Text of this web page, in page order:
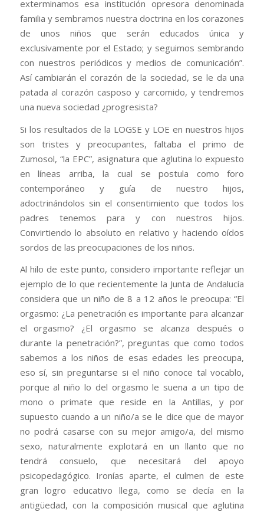
exterminamos esa institución opresora denominada
familia y sembramos nuestra doctrina en los corazones
de unos niños que serán educados única y
exclusivamente por el Estado; y seguimos sembrando
con nuestros periódicos y medios de comunicación”.
Así cambiarán el corazón de la sociedad, se le da una
patada al corazón casposo y carcomido, y tendremos
una nueva sociedad ¿progresista?
Si los resultados de la LOGSE y LOE en nuestros hijos
son tristes y preocupantes, faltaba el primo de
Zumosol, “la EPC”, asignatura que aglutina lo expuesto
en líneas arriba, la cual se postula como foro
contemporáneo y guía de nuestro hijos,
adoctrinándolos sin el consentimiento que todos los
padres tenemos para y con nuestros hijos.
Convirtiendo lo absoluto en relativo y haciendo oídos
sordos de las preocupaciones de los niños.
Al hilo de este punto, considero importante reflejar un
ejemplo de lo que recientemente la Junta de Andalucía
considera que un niño de 8 a 12 años le preocupa: “El
orgasmo: ¿La penetración es importante para alcanzar
el orgasmo? ¿El orgasmo se alcanza después o
durante la penetración?”, preguntas que como todos
sabemos a los niños de esas edades les preocupa,
eso sí, sin preguntarse si el niño conoce tal vocablo,
porque al niño lo del orgasmo le suena a un tipo de
mono o primate que reside en la Antillas, y por
supuesto cuando a un niño/a se le dice que de mayor
no podrá casarse con su mejor amigo/a, del mismo
sexo, naturalmente explotará en un llanto que no
tendrá consuelo, que necesitará del apoyo
psicopedagógico. Ironías aparte, el culmen de este
gran logro educativo llega, como se decía en la
antigüedad, con la composición musical que aglutina